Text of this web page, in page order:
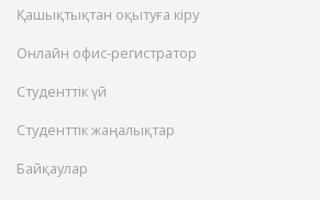
Қашықтықтан оқытуға кіру
Онлайн офис-регистратор
Студенттік үй
Студенттік жаңалықтар
Байқаулар